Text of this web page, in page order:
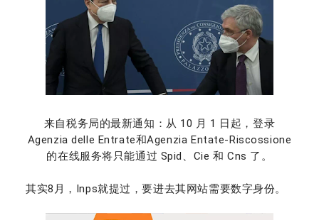
来自税务局的最新通知：从 10 月 1 日起，登录
Agenzia delle Entrate和Agenzia Entate-Riscossione
的在线服务将只能通过 Spid、Cie 和 Cns 了。
其实8月，Inps就提过，要进去其网站需要数字身份。